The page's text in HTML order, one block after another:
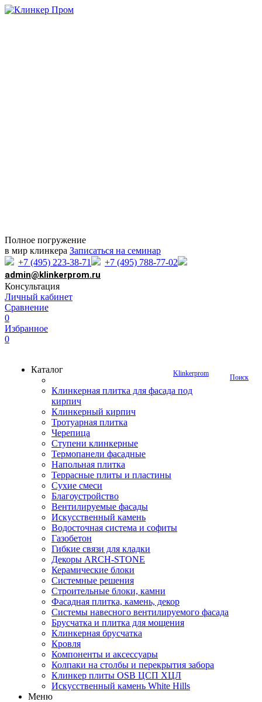
Полное погружение
в мир клинкера Записаться на семинар
+7 (495) 223-38-71
+7 (495) 788-77-02
admin@klinkerprom.ru
Консультация
Личный кабинет
Сравнение
0
Избранное
0
Поиск
Klinkerprom
Каталог
Клинкерная плитка для фасада под
кирпич
Клинкерный кирпич
Тротуарная плитка
Черепица
Ступени клинкерные
Термопанели фасадные
Напольная плитка
Террасные плиты и пластины
Сухие смеси
Благоустройство
Вентилируемые фасады
Искусственный камень
Водосточная система и софиты
Газобетон
Гибкие связи для кладки
Декоры ARCH-STONE
Керамические блоки
Системные решения
Строительные блоки, камни
Фасадная плитка, камень, декор
Системы навесного вентилируемого фасада
Брусчатка и плитка для мощения
Клинкерная брусчатка
Кровля
Компоненты и аксессуары
Колпаки на столбы и перекрытия забора
Клинкер плиты OSB ЦСП ХЦЛ
Искусственный камень White Hills
Меню